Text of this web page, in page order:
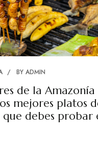
BY ADMIN
de la
mejores platos
que debes probar